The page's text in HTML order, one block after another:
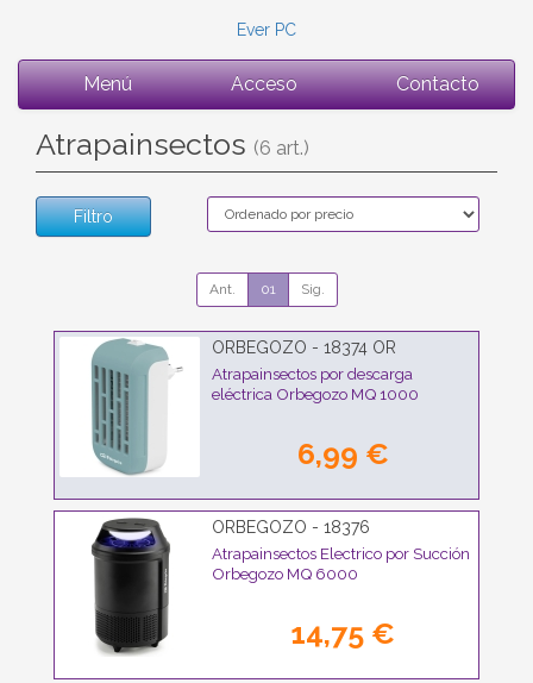
Ever PC
Menú Acceso Contacto
Atrapainsectos (6 art.)
Filtro
Ant. 01 Sig.
ORBEGOZO - 18374 OR
Atrapainsectos por descarga
eléctrica Orbegozo MQ 1000
6,99 €
ORBEGOZO - 18376
Atrapainsectos Electrico por Succión
Orbegozo MQ 6000
14,75 €